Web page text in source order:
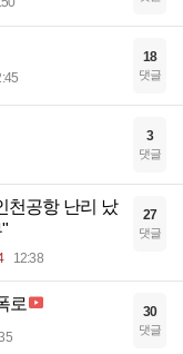
18
댓글
3
댓글
천공항 난리 났
12:38
27
댓글
로 30
댓글